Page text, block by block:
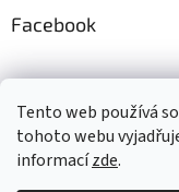
Tento web používá
tohoto webu
informacízde.
Facebook
Instagram